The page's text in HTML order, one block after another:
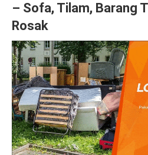
– Sofa, Tilam, Barang
Rosak